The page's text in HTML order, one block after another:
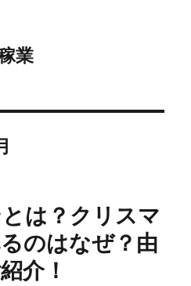
業
は？クリスマ
のはなぜ？由
介！